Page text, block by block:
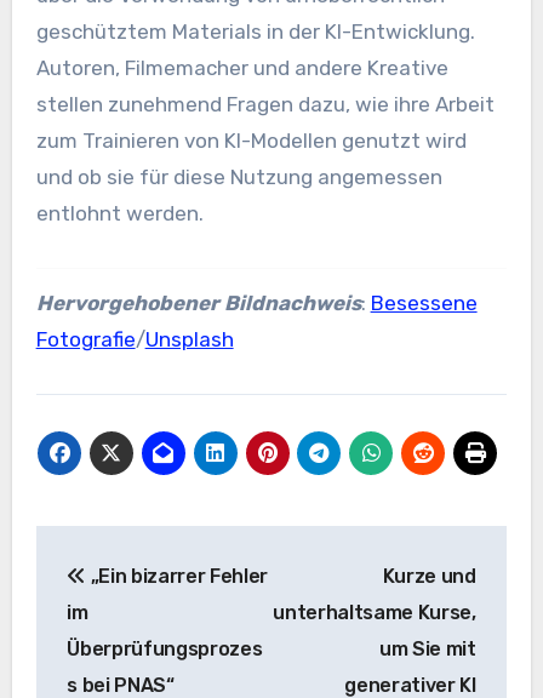
geschütztem Materials in der KI-Entwicklung.
Autoren, Filmemacher und andere Kreative
stellen zunehmend Fragen dazu, wie ihre Arbeit
zum Trainieren von KI-Modellen genutzt wird
und ob sie für diese Nutzung angemessen
entlohnt werden.
Hervorgehobener Bildnachweis: Besessene
Fotografie/Unsplash
Navigation
„Ein bizarrer Fehler
im
Überprüfungsprozes
s bei PNAS“
Kurze und
unterhaltsame Kurse,
um Sie mit
generativer KI